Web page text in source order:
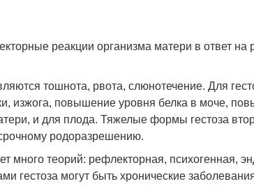
реакции организма матери в ответ на
тошнота, рвота, слюнотечение. Для
изжога, повышение уровня белка в моче,
и для плода. Тяжелые формы гестоза
родоразрешению.
много теорий: рефлекторная, психогенная,
гестоза могут быть хронические